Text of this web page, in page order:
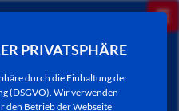
PRIVATSPHÄRE
durch die Einhaltung der
(DSGVO). Wir verwenden
den Betrieb der Webseite